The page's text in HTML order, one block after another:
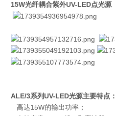
15W光纤耦合紫外UV-LED点光源
ALE/3系列UV-LED光源主要特点：
高达15W的输出功率；